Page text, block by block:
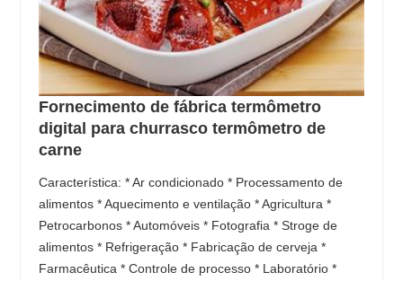
Fornecimento de fábrica termômetro
digital para churrasco termômetro de
carne
Característica: * Ar condicionado * Processamento de
alimentos * Aquecimento e ventilação * Agricultura *
Petrocarbonos * Automóveis * Fotografia * Stroge de
alimentos * Refrigeração * Fabricação de cerveja *
Farmacêutica * Controle de processo * Laboratório *